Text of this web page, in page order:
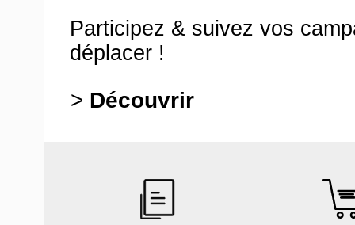
Participez & suivez vos
déplacer !
> Découvrir